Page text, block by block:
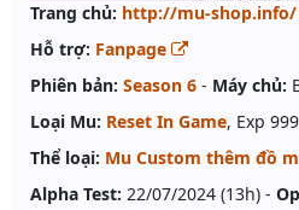
Trang chủ: http://mu-shop.info/
Hỗ trợ: Fanpage
Phiên bản: Season 6 - Máy chủ:
Loại Mu: Reset In Game, Exp
Thể loại: Mu Custom thêm đồ
Alpha Test: 22/07/2024 (13h) -